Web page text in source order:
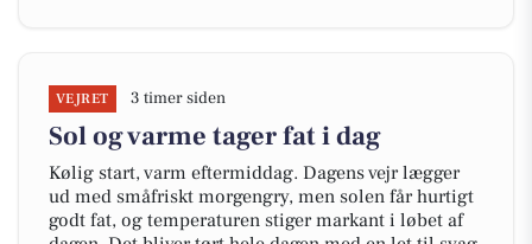
VEJRET 3 timer siden
Sol og varme tager fat i dag
Kølig start, varm eftermiddag. Dagens vejr lægger
ud med småfriskt morgengry, men solen får hurtigt
godt fat, og temperaturen stiger markant i løbet af